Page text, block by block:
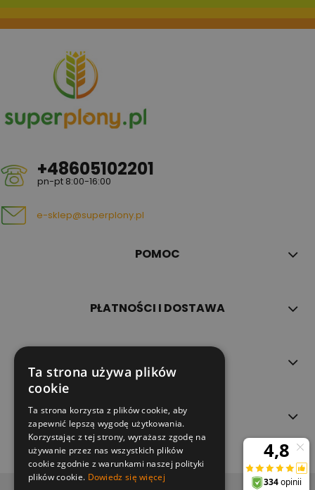
+48605102201
pn-pt 8:00-16:00
e-sklep@superplony.pl
POMOC
PŁATNOŚCI I DOSTAWA
O NAS
Ta strona używa plików
cookie
Ta strona korzysta z plików cookie, aby
zapewnić lepszą wygodę użytkowania.
Korzystając z tej strony, wyrażasz zgodę na
używanie przez nas wszystkich plików
cookie zgodnie z warunkami naszej polityki
plików cookie. Dowiedz się więcej